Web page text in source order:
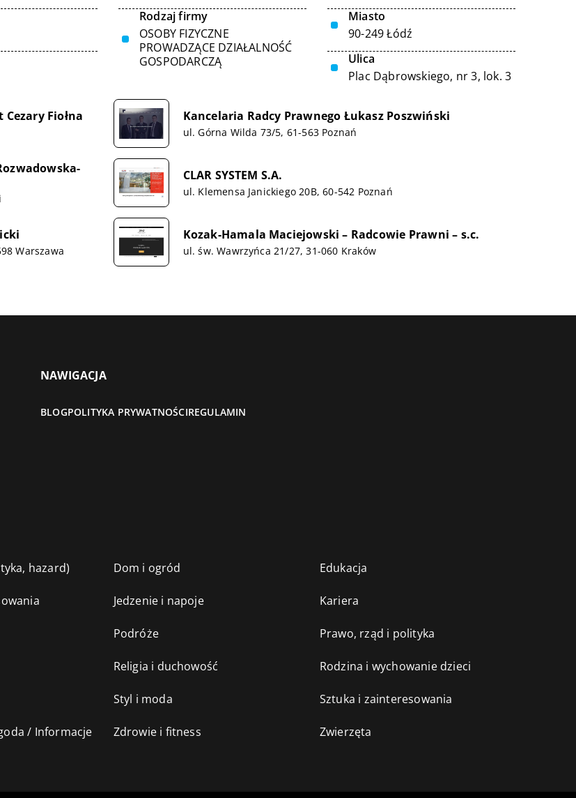
Rodzaj firmy
OSOBY FIZYCZNE
PROWADZĄCE DZIAŁALNOŚĆ
GOSPODARCZĄ
Miasto
90-249 Łódź
Ulica
Plac Dąbrowskiego, nr 3, lok. 3
Fiołna Kancelaria Radcy Prawnego Łukasz Poszwiński
ul. Górna Wilda 73/5, 61-563 Poznań
CLAR SYSTEM S.A.
ul. Klemensa Janickiego 20B, 60-542 Poznań
Warszawa
Kozak-Hamala Maciejowski – Radcowie Prawni – s.c.
ul. św. Wawrzyńca 21/27, 31-060 Kraków
NAWIGACJA
BLOGPOLITYKA PRYWATNOŚCIREGULAMIN
hazard) Dom i ogród Edukacja
Jedzenie i napoje Kariera
Podróże Prawo, rząd i polityka
Religia i duchowość Rodzina i wychowanie dzieci
Styl i moda Sztuka i zainteresowania
/ Informacje Zdrowie i fitness Zwierzęta